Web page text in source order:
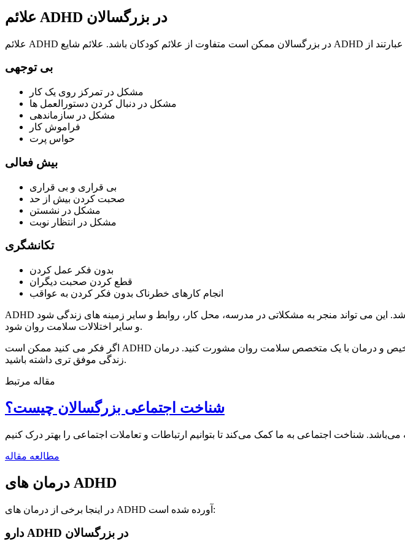
علائم ADHD در بزرگسالان
بی توجهی
مشکل در تمرکز روی یک کار
مشکل در دنبال کردن دستورالعمل ها
مشکل در سازماندهی
فراموش کار
حواس پرت
بیش فعالی
بی قراری و بی قراری
صحبت کردن بیش از حد
مشکل در نشستن
مشکل در انتظار نوبت
تکانشگری
بدون فکر عمل کردن
قطع کردن صحبت دیگران
انجام کارهای خطرناک بدون فکر کردن به عواقب
ADHD می تواند تأثیر منفی بر زندگی بزرگسالان داشته باشد. این می تواند منجر به مشکلاتی در مدرسه، محل کار، روابط و سایر زمینه های زندگی شود. ADHD همچنین می تواند منجر به افسردگی، اضطراب
و سایر اختلالات سلامت روان شود.
اگر فکر می کنید ممکن است ADHD داشته باشید، مهم است که برای تشخیص و درمان با یک متخصص سلامت روان مشورت کنید. درمان ADHD می تواند به شما کمک کند تا علائم خود را مدیریت کنید و
زندگی موفق تری داشته باشید.
مقاله مرتبط
شناخت اجتماعی بزرگسالان چیست؟
شناخت اجتماعی به ما کمک می‌کند تا بتوانیم ارتباطات و تعاملات اجتماعی را بهتر درک کنیم
مطالعه مقاله
درمان های ADHD
در اینجا برخی از درمان های ADHD آورده شده است:
دارو ADHD در بزرگسالان